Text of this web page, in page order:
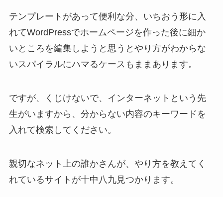
テンプレートがあって便利な分、いちおう形に入
れてWordPressでホームページを作った後に細か
いところを編集しようと思うとやり方がわからな
いスパイラルにハマるケースもままあります。
ですが、くじけないで、インターネットという先
生がいますから、分からない内容のキーワードを
入れて検索してください。
親切なネット上の誰かさんが、やり方を教えてく
れているサイトが十中八九見つかります。